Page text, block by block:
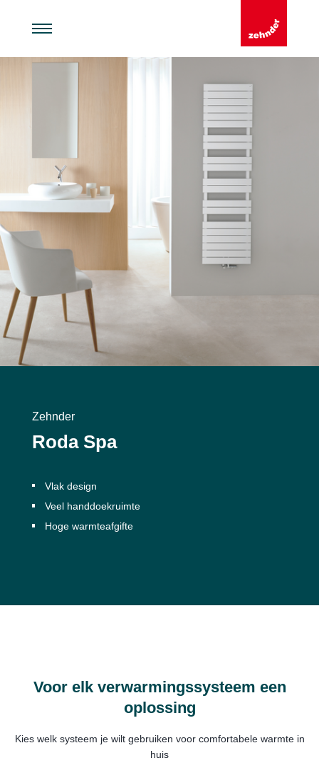
Zehnder
Roda Spa
Vlak design
Veel handdoekruimte
Hoge warmteafgifte
Voor elk verwarmingssysteem een
oplossing
Kies welk systeem je wilt gebruiken voor comfortabele warmte in
huis